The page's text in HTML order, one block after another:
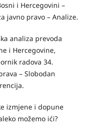
i Hercegovini –
javno pravo – Analize.
analiza prevoda
i Hercegovine,
radova 34.
– Slobodan
izmjene i dopune
možemo ići?